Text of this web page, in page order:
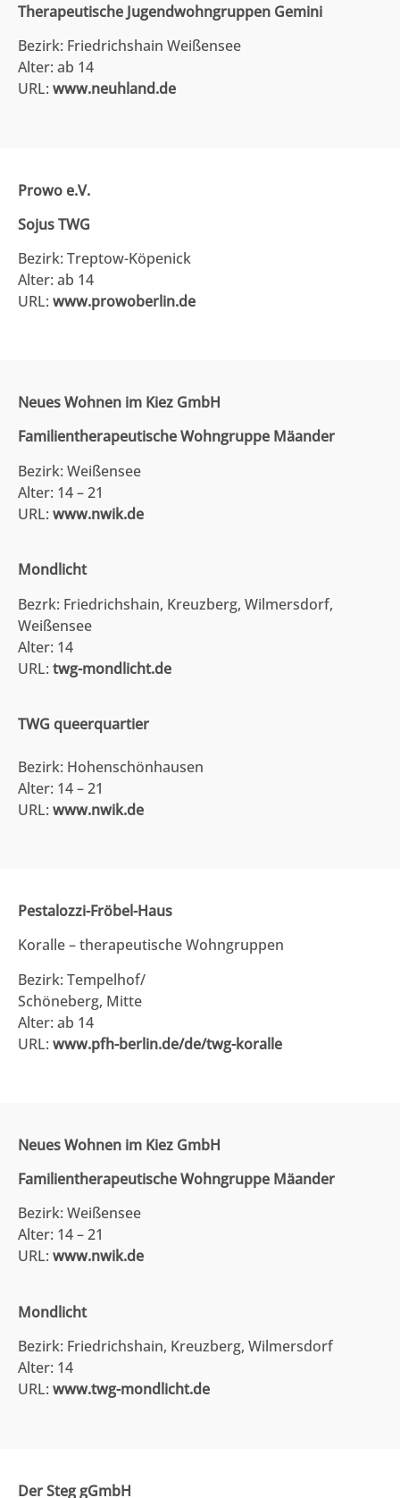
Therapeutische Jugendwohngruppen Gemini
Bezirk: Friedrichshain Weißensee
Alter: ab 14
URL: www.neuhland.de
Prowo e.V.
Sojus TWG
Bezirk: Treptow-Köpenick
Alter: ab 14
URL: www.prowoberlin.de
Neues Wohnen im Kiez GmbH
Familientherapeutische Wohngruppe Mäander
Bezirk: Weißensee
Alter: 14 – 21
URL: www.nwik.de
Mondlicht
Bezrk: Friedrichshain, Kreuzberg, Wilmersdorf,
Weißensee
Alter: 14
URL: twg-mondlicht.de
TWG queerquartier
Bezirk: Hohenschönhausen
Alter: 14 – 21
URL: www.nwik.de
Pestalozzi-Fröbel-Haus
Koralle – therapeutische Wohngruppen
Bezirk: Tempelhof/
Schöneberg, Mitte
Alter: ab 14
URL: www.pfh-berlin.de/de/twg-koralle
Neues Wohnen im Kiez GmbH
Familientherapeutische Wohngruppe Mäander
Bezirk: Weißensee
Alter: 14 – 21
URL: www.nwik.de
Mondlicht
Bezirk: Friedrichshain, Kreuzberg, Wilmersdorf
Alter: 14
URL: www.twg-mondlicht.de
Der Steg gGmbH